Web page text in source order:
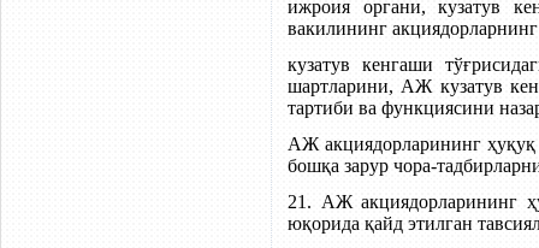
ижроия органи, кузатув
вакилининг
кузатув кенгаши
шартларини, АЖ кузатув
тартиби ва функциясини
АЖ акциядорларининг
бошқа зарур чора-
21. АЖ акциядорларининг
юқорида қайд этилган